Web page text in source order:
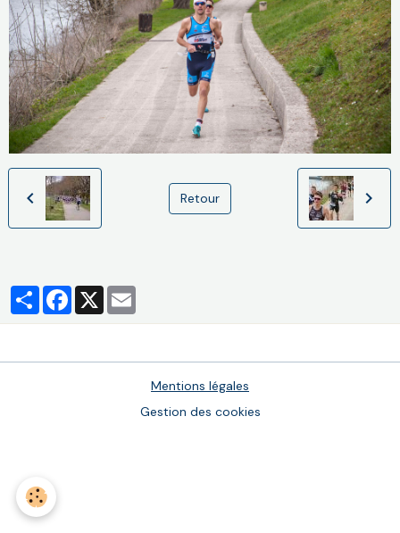
Retour
PartagerFacebook
X
Mentions légales
Gestion des cookies